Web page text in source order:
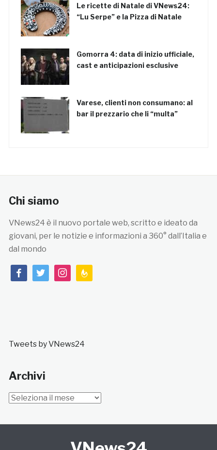
Le ricette di Natale di VNews24:
“Lu Serpe” e la Pizza di Natale
Gomorra 4: data di inizio ufficiale,
cast e anticipazioni esclusive
Varese, clienti non consumano: al
bar il prezzario che li “multa”
Chi siamo
VNews24 è il nuovo portale web, scritto e ideato da
giovani, per le notizie e informazioni a 360° dall’Italia e
dal mondo
facebooktwitterinstagramfeedburner
Tweets by VNews24
Archivi
Archivi